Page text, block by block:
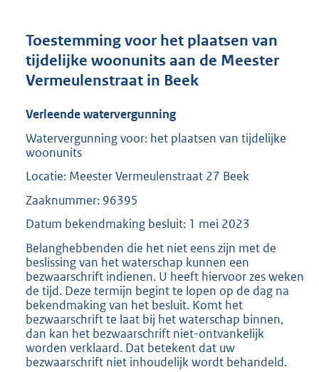
r
o
o
t
2
Toestemming voor het plaatsen van
tijdelijke woonunits aan de Meester
Vermeulenstraat in Beek
Verleende watervergunning
Watervergunning voor: het plaatsen van tijdelijke
woonunits
Locatie: Meester Vermeulenstraat 27 Beek
Zaaknummer: 96395
Datum bekendmaking besluit: 1 mei 2023
Belanghebbenden die het niet eens zijn met de
beslissing van het waterschap kunnen een
bezwaarschrift indienen. U heeft hiervoor zes weken
de tijd. Deze termijn begint te lopen op de dag na
bekendmaking van het besluit. Komt het
bezwaarschrift te laat bij het waterschap binnen,
dan kan het bezwaarschrift niet-ontvankelijk
worden verklaard. Dat betekent dat uw
bezwaarschrift niet inhoudelijk wordt behandeld.